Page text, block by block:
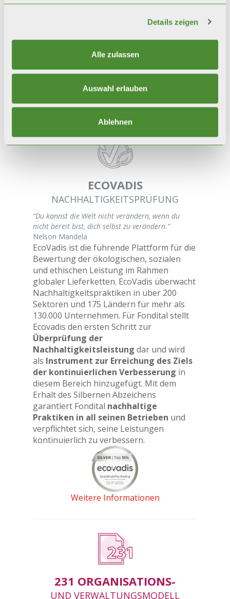
Details zeigen
Alle zulassen
Auswahl erlauben
Ablehnen
gewährleistet. Fondital hat sich für dieses
Instrument entschieden, um ein hohes
Datenschutz zu
gewährleisten, das den besten Praktiken
der Branche entspricht.
Download
ECOVADIS
NACHHALTIGKEITSPRÜFUNG
“Du kannst die Welt nicht verändern, wenn du
nicht bereit bist, dich selbst zu verändern.”
Nelson Mandela
EcoVadis ist die führende Plattform für die
Bewertung der ökologischen, sozialen
und ethischen Leistung im Rahmen
globaler Lieferketten. EcoVadis überwacht
Nachhaltigkeitspraktiken in über 200
Sektoren und 175 Ländern für mehr als
130.000 Unternehmen. Für Fondital stellt
Ecovadis den ersten Schritt zur
Überprüfung der
Nachhaltigkeitsleistung dar und wird
als Instrument zur Erreichung des Ziels
der kontinuierlichen Verbesserung in
diesem Bereich hinzugefügt. Mit dem
Erhalt des Silbernen Abzeichens
garantiert Fondital nachhaltige
Praktiken in all seinen Betrieben und
verpflichtet sich, seine Leistungen
kontinuierlich zu verbessern.
Weitere Informationen
231 ORGANISATIONS-
UND VERWALTUNGSMODELL